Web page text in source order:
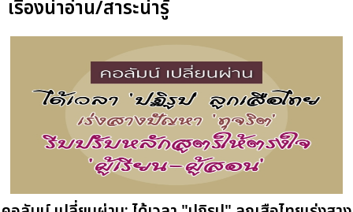
เรื่องน่าอ่าน/สาระน่ารู้